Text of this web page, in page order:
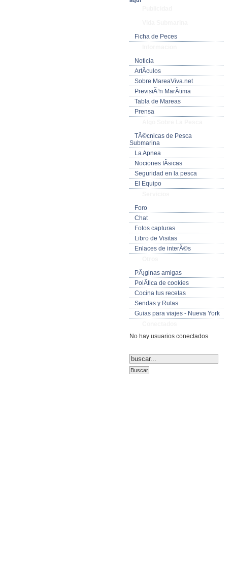
Ficha de Peces
Noticia
ArtÃ­culos
Sobre MareaViva.net
PrevisiÃ³n MarÃ­tima
Tabla de Mareas
Prensa
TÃ©cnicas de Pesca
Submarina
La Apnea
Nociones fÃ­sicas
Seguridad en la pesca
El Equipo
Foro
Chat
Fotos capturas
Libro de Visitas
Enlaces de interÃ©s
PÃ¡ginas amigas
PolÃ­tica de cookies
Cocina tus recetas
Sendas y Rutas
Guias para viajes - Nueva York
No hay usuarios conectados